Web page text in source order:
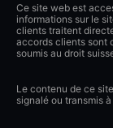
Ce site web est
informations sur le
clients traitent
accords clients sont
soumis au droit
Le contenu de ce
signalé ou transmis